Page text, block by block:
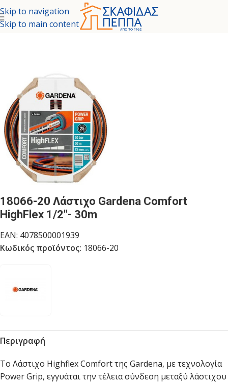
Skip to navigation
Skip to main content
/ΕΡΓΑΛΕΙΑ - ΚΗΠΟΣ ΕΡΓΑΛΕΙΑ ΚΗΠΟΥ
18066-20 Λάστιχο Gardena Comfort
HighFlex 1/2″- 30m
EAN: 4078500001939
Κωδικός προϊόντος: 18066-20
Περιγραφή
Το Λάστιχο Highflex Comfort της Gardena, με τεχνολογία
Power Grip, εγγυάται την τέλεια σύνδεση μεταξύ λάστιχου